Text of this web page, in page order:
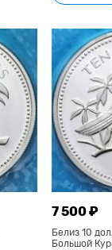
7 500 ₽
Белиз 10
Большой